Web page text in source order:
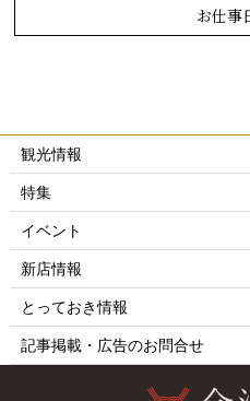
お仕
観光情報
特集
イベント
新店情報
とっておき情報
記事掲載・広告のお問合せ